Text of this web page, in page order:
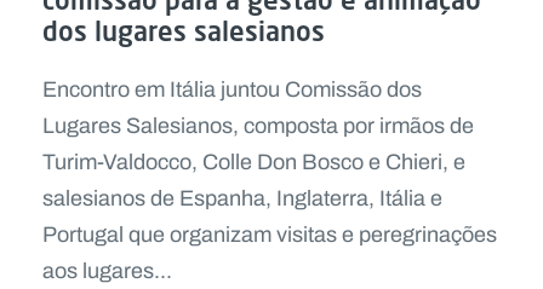
dos lugares salesianos
Encontro em Itália juntou Comissão dos
Lugares Salesianos, composta por irmãos de
Turim-Valdocco, Colle Don Bosco e Chieri, e
salesianos de Espanha, Inglaterra, Itália e
Portugal que organizam visitas e peregrinações
aos lugares...